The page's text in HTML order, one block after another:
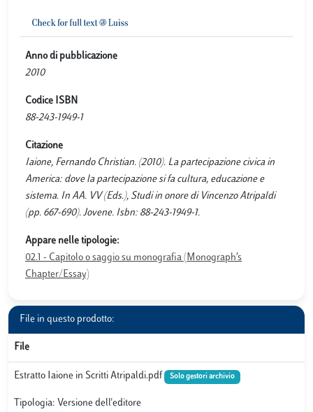
Anno di pubblicazione
2010
Codice ISBN
88-243-1949-1
Citazione
Iaione, Fernando Christian. (2010). La partecipazione civica in
America: dove la partecipazione si fa cultura, educazione e
sistema. In AA. VV (Eds.), Studi in onore di Vincenzo Atripaldi
(pp. 667-690). Jovene. Isbn: 88-243-1949-1.
Appare nelle tipologie:
02.1 - Capitolo o saggio su monografia (Monograph’s
Chapter/Essay)
File in questo prodotto:
File
Estratto Iaione in Scritti Atripaldi.pdf Solo gestori archivio
Tipologia: Versione dell'editore